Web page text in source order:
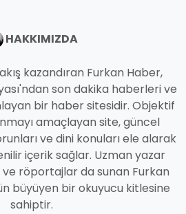
HAKKIMIZDA
kazandıran Furkan Haber,
son dakika haberleri ve
bir haber sitesidir. Objektif
amaçlayan site, güncel
ve dini konuları ele alarak
içerik sağlar. Uzman yazar
röportajlar da sunan Furkan
büyüyen bir okuyucu kitlesine
sahiptir.